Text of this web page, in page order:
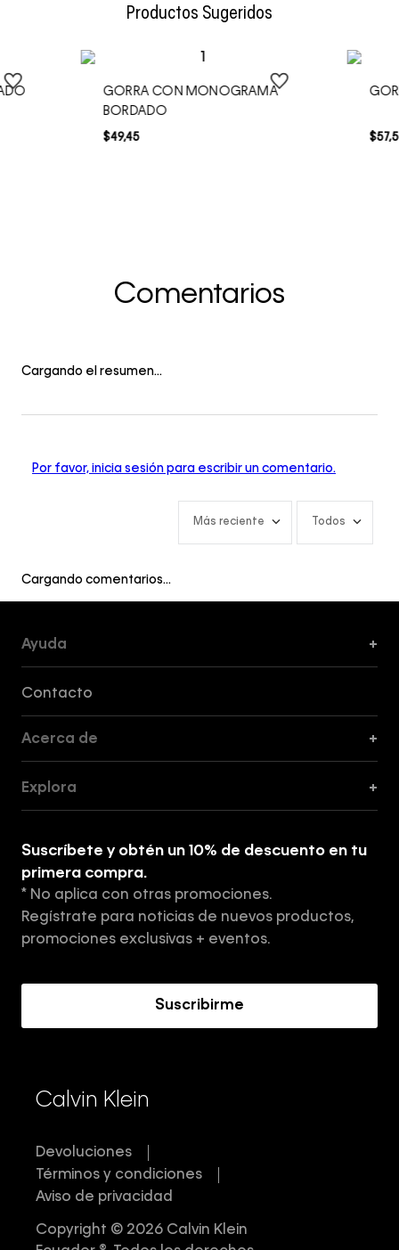
Productos Sugeridos
GORRA CON MONOGRAMA
BORDADO
$49,45 $57,
Comentarios
Cargando el resumen…
Por favor, inicia sesión para escribir un comentario.
Más reciente Todos
Cargando comentarios…
Ayuda +
Contacto
Acerca de +
Tiendas
Aviso de privacidad
Términos y Condiciones
Explora +
Suscríbete y obtén un 10% de descuento en tu
primera compra.
* No aplica con otras promociones.
Regístrate para noticias de nuevos productos,
promociones exclusivas + eventos.
Suscribirme
Calvin Klein
Devoluciones
Términos y condiciones
Aviso de privacidad
Copyright © 2026 Calvin Klein